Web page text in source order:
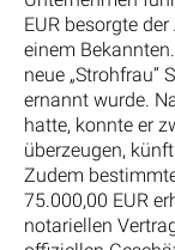
EUR besorgte
einem
neue „Strohfrau“
ernannt wurde.
hatte, konnte er
überzeugen,
Zudem
75.000,00 EUR
notariellen